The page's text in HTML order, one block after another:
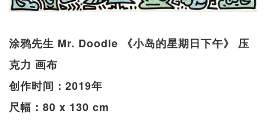
涂鸦先生 Mr. Doodle 《小岛的星期日下午》 压
克力 画布
创作时间：2019年
尺幅：80 x 130 cm